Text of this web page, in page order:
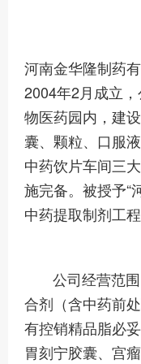
河南金华隆制药
2004年2月成立
物医药园内，建
囊、颗粒、口服
中药饮片车间三
施完备。被授予“
中药提取制剂工
公司经营范围
合剂（含中药前
有控销精品脂必
胃刻宁胶囊、宫